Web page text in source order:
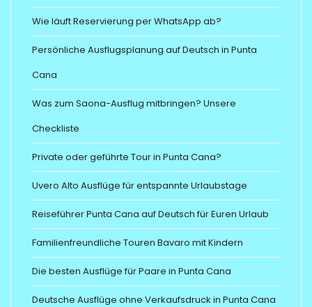
Wie läuft Reservierung per WhatsApp ab?
Persönliche Ausflugsplanung auf Deutsch in Punta
Cana
Was zum Saona-Ausflug mitbringen? Unsere
Checkliste
Private oder geführte Tour in Punta Cana?
Uvero Alto Ausflüge für entspannte Urlaubstage
Reiseführer Punta Cana auf Deutsch für Euren Urlaub
Familienfreundliche Touren Bavaro mit Kindern
Die besten Ausflüge für Paare in Punta Cana
Deutsche Ausflüge ohne Verkaufsdruck in Punta Cana